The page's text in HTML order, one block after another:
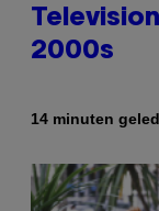
2000s
14 minuten